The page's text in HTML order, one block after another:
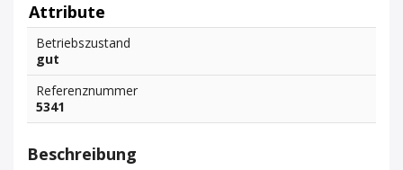
Attribute
Betriebszustand
gut
Referenznummer
5341
Beschreibung